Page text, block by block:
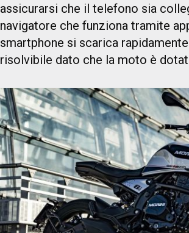
assicurarsi che il telefono sia
navigatore che funziona tramite
smartphone si scarica
risolvibile dato che la moto è